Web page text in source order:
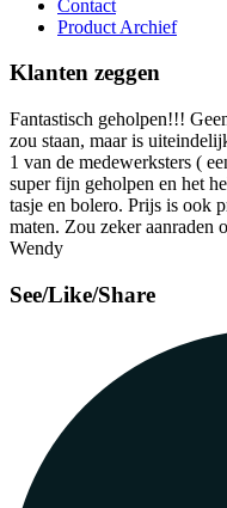
Contact
Product Archief
Klanten zeggen
Fantastisch geholpen!!!
zou staan, maar is
1 van de medewerksters (
super fijn geholpen en het
tasje en bolero. Prijs is ook
maten. Zou zeker aanraden
Wendy
See/Like/Share